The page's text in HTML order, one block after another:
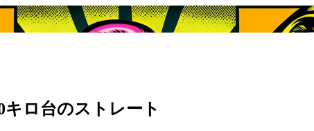
キロ台のストレート